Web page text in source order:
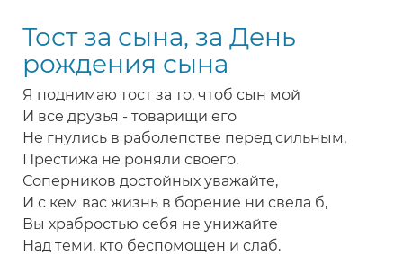
рождения
(на
свадьбу,
на
день
рождения,
на
юбилей)
Тост за сына, за День
рождения сына
Я поднимаю тост за то, чтоб сын мой
И все друзья - товарищи его
Не гнулись в раболепстве перед сильным,
Престижа не роняли своего.
Соперников достойных уважайте,
И с кем вас жизнь в борение ни свела б,
Вы храбростью себя не унижайте
Над теми, кто беспомощен и слаб.